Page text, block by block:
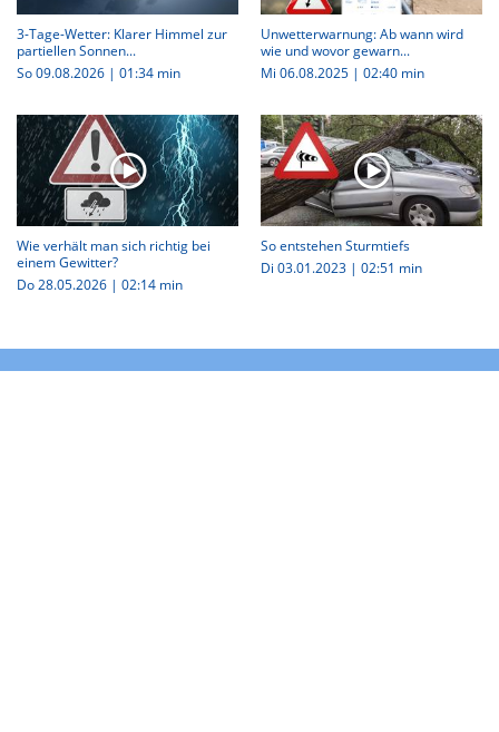
3-Tage-Wetter: Klarer Himmel zur
partiellen Sonnen...
So 09.08.2026 | 01:34 min
Unwetterwarnung: Ab wann wird
wie und wovor gewarn...
Mi 06.08.2025 | 02:40 min
Wie verhält man sich richtig bei
einem Gewitter?
Do 28.05.2026 | 02:14 min
So entstehen Sturmtiefs
Di 03.01.2023 | 02:51 min